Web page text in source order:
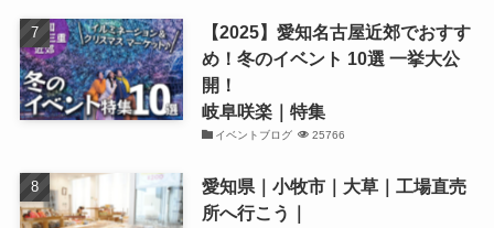
【2025】愛知名古屋近郊でおすす
め！冬のイベント 10選 一挙大公
開！
岐阜咲楽｜特集
イベントブログ 25766
愛知県｜小牧市｜大草｜工場直売
所へ行こう｜